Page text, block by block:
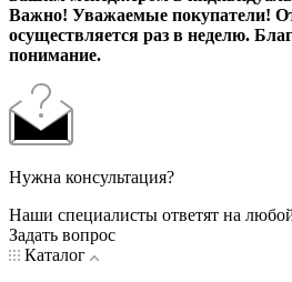
Важно! Уважаемые покупатели!
осуществляется раз в неделю.
понимание.
Нужна консультация?
Наши специалисты ответят на
Задать вопрос
Каталог